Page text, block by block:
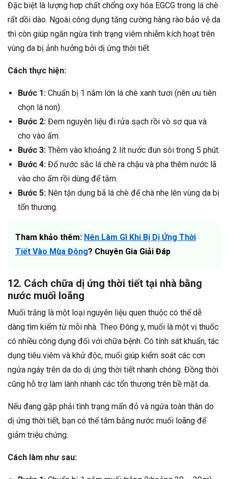
Đặc biệt là lượng hợp chất chống oxy hóa EGCG trong lá chè
rất dồi dào. Ngoài công dụng tăng cường hàng rào bảo vệ da
thì còn giúp ngăn ngừa tình trạng viêm nhiễm kích hoạt trên
vùng da bị ảnh hưởng bởi dị ứng thời tiết.
Cách thực hiện:
Bước 1: Chuẩn bị 1 nắm lớn lá chè xanh tươi (nên ưu tiên
chọn lá non).
Bước 2: Đem nguyên liệu đi rửa sạch rồi vò sơ qua và
cho vào ấm.
Bước 3: Thêm vào khoảng 2 lít nước đun sôi trong 5 phút.
Bước 4: Đổ nước sắc lá chè ra chậu và pha thêm nước lã
vào cho ấm rồi dùng để tắm.
Bước 5: Nên tận dụng bã lá chè để chà nhẹ lên vùng da bị
tổn thương.
Tham khảo thêm: Nên Làm Gì Khi Bị Dị Ứng Thời
Tiết Vào Mùa Đông? Chuyên Gia Giải Đáp
12. Cách chữa dị ứng thời tiết tại nhà bằng
nước muối loãng
Muối trắng là một loại nguyên liệu quen thuộc có thể dễ
dàng tìm kiếm từ mỗi nhà. Theo Đông y, muối là một vị thuốc
có nhiều công dụng đối với chữa bệnh. Có tính sát khuẩn, tác
dụng tiêu viêm và khử độc, muối giúp kiểm soát các cơn
ngứa ngáy trên da do dị ứng thời tiết nhanh chóng. Đồng thời
cũng hỗ trợ làm lành nhanh các tổn thương trên bề mặt da.
Nếu đang gặp phải tình trạng mẩn đỏ và ngứa toàn thân do
dị ứng thời tiết, bạn có thể tắm bằng nước muối loãng để
giảm triệu chứng.
Cách làm như sau: